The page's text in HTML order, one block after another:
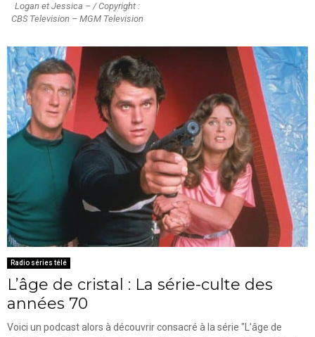
Logan et Jessica – / Copyright :
CBS Television – MGM Television
Radio séries télé
L’âge de cristal : La série-culte des
années 70
Voici un podcast alors à découvrir consacré à la série "L'âge de